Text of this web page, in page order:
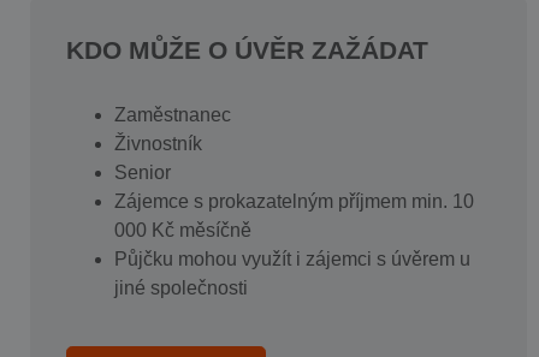
KDO MŮŽE O ÚVĚR ZAŽÁDAT
Zaměstnanec
Živnostník
Senior
Zájemce s prokazatelným příjmem min. 10
000 Kč měsíčně
Půjčku mohou využít i zájemci s úvěrem u
jiné společnosti